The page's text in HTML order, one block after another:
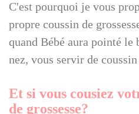
C'est pourquoi je vous
propre coussin de
quand Bébé aura pointé le
nez, vous servir de
Et si vous cousiez
de grossesse?